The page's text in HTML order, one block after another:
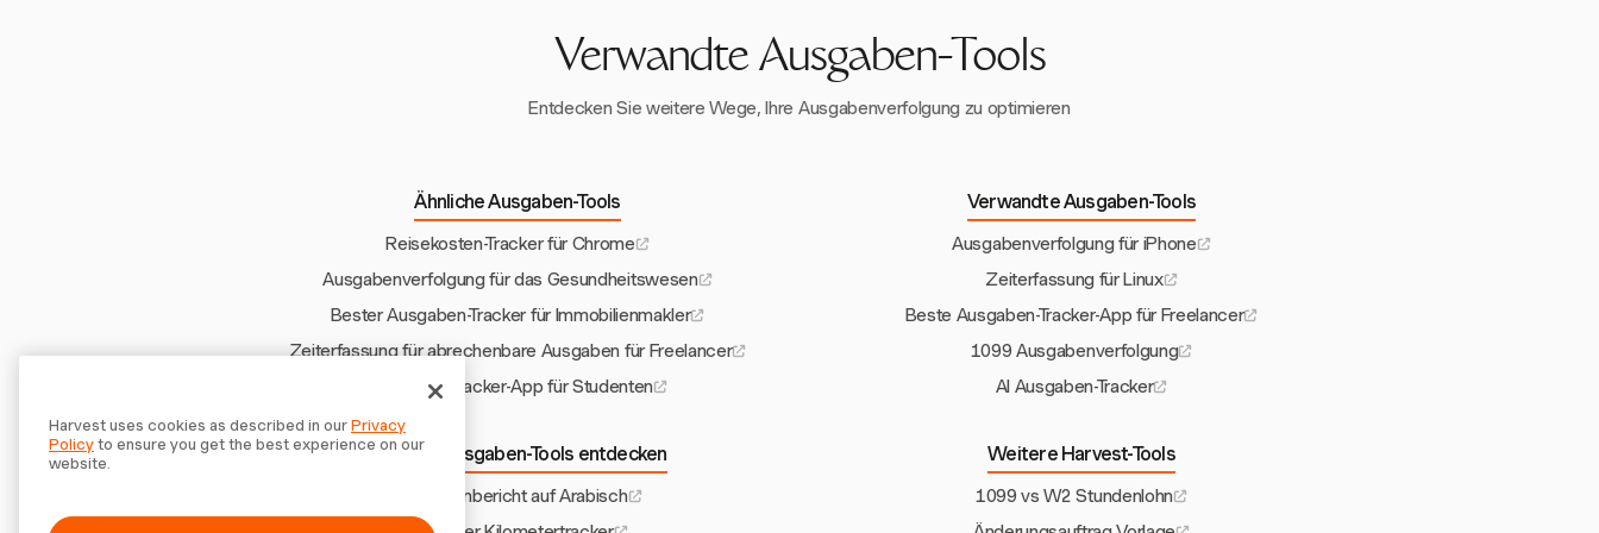
Verwandte Ausgaben-Tools
Entdecken Sie weitere Wege, Ihre Ausgabenverfolgung zu optimieren
Ähnliche Ausgaben-Tools
Reisekosten-Tracker für Chrome
Ausgabenverfolgung für das Gesundheitswesen
Bester Ausgaben-Tracker für Immobilienmakler
Zeiterfassung für abrechenbare Ausgaben für Freelancer
Ausgaben-Tracker-App für Studenten
Verwandte Ausgaben-Tools
Ausgabenverfolgung für iPhone
Zeiterfassung für Linux
Beste Ausgaben-Tracker-App für Freelancer
1099 Ausgabenverfolgung
AI Ausgaben-Tracker
Weitere Ausgaben-Tools entdecken
Ausgabenbericht auf Arabisch
Weitere Harvest-Tools
1099 vs W2 Stundenlohn
Harvest uses cookies as described in ourPrivacy
Policyto ensure you get the best experience on our
website.